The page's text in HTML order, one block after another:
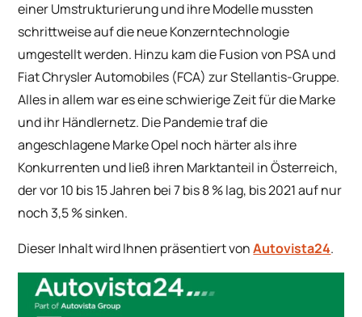
einer Umstrukturierung und ihre Modelle mussten
schrittweise auf die neue Konzerntechnologie
umgestellt werden. Hinzu kam die Fusion von PSA und
Fiat Chrysler Automobiles (FCA) zur Stellantis-Gruppe.
Alles in allem war es eine schwierige Zeit für die Marke
und ihr Händlernetz. Die Pandemie traf die
angeschlagene Marke Opel noch härter als ihre
Konkurrenten und ließ ihren Marktanteil in Österreich,
der vor 10 bis 15 Jahren bei 7 bis 8 % lag, bis 2021 auf nur
noch 3,5 % sinken.
Dieser Inhalt wird Ihnen präsentiert vonAutovista24.